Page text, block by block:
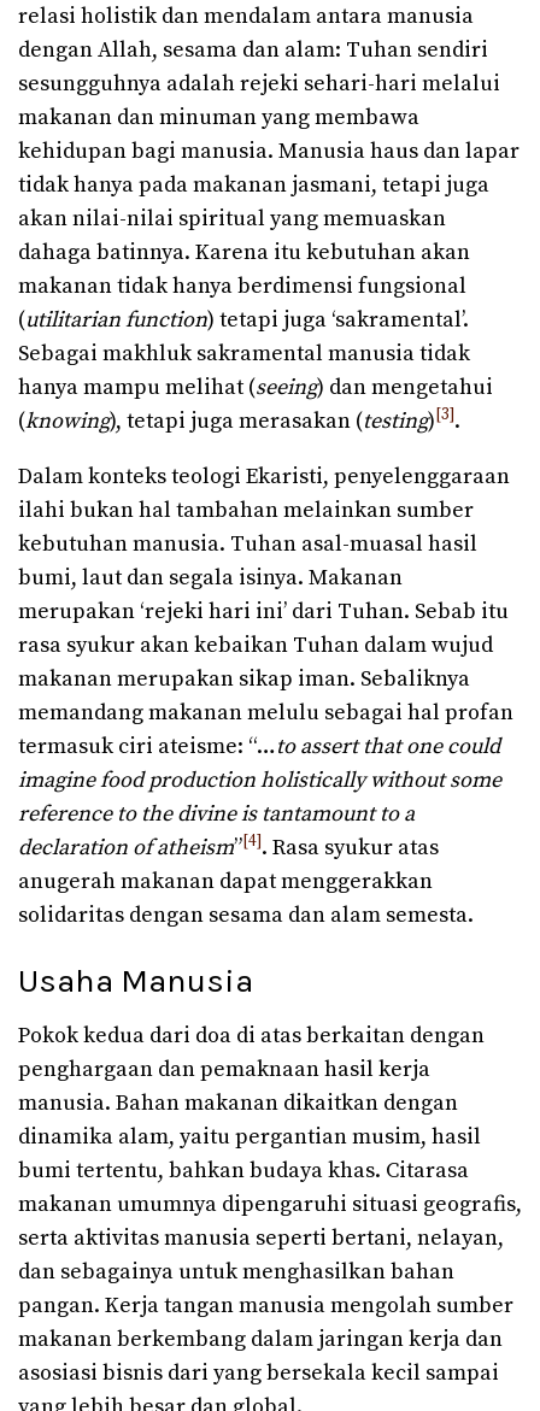
relasi holistik dan mendalam antara manusia
dengan Allah, sesama dan alam: Tuhan sendiri
sesungguhnya adalah rejeki sehari-hari melalui
makanan dan minuman yang membawa
kehidupan bagi manusia. Manusia haus dan lapar
tidak hanya pada makanan jasmani, tetapi juga
akan nilai-nilai spiritual yang memuaskan
dahaga batinnya. Karena itu kebutuhan akan
makanan tidak hanya berdimensi fungsional
(utilitarian function) tetapi juga ‘sakramental’.
Sebagai makhluk sakramental manusia tidak
hanya mampu melihat (seeing) dan mengetahui
(knowing), tetapi juga merasakan (testing) [3].
Dalam konteks teologi Ekaristi, penyelenggaraan
ilahi bukan hal tambahan melainkan sumber
kebutuhan manusia. Tuhan asal-muasal hasil
bumi, laut dan segala isinya. Makanan
merupakan ‘rejeki hari ini’ dari Tuhan. Sebab itu
rasa syukur akan kebaikan Tuhan dalam wujud
makanan merupakan sikap iman. Sebaliknya
memandang makanan melulu sebagai hal profan
termasuk ciri ateisme: “…to assert that one could
imagine food production holistically without some
reference to the divine is tantamount to a
declaration of atheism”[4]. Rasa syukur atas
anugerah makanan dapat menggerakkan
solidaritas dengan sesama dan alam semesta.
Usaha Manusia
Pokok kedua dari doa di atas berkaitan dengan
penghargaan dan pemaknaan hasil kerja
manusia. Bahan makanan dikaitkan dengan
dinamika alam, yaitu pergantian musim, hasil
bumi tertentu, bahkan budaya khas. Citarasa
makanan umumnya dipengaruhi situasi geografis,
serta aktivitas manusia seperti bertani, nelayan,
dan sebagainya untuk menghasilkan bahan
pangan. Kerja tangan manusia mengolah sumber
makanan berkembang dalam jaringan kerja dan
asosiasi bisnis dari yang bersekala kecil sampai